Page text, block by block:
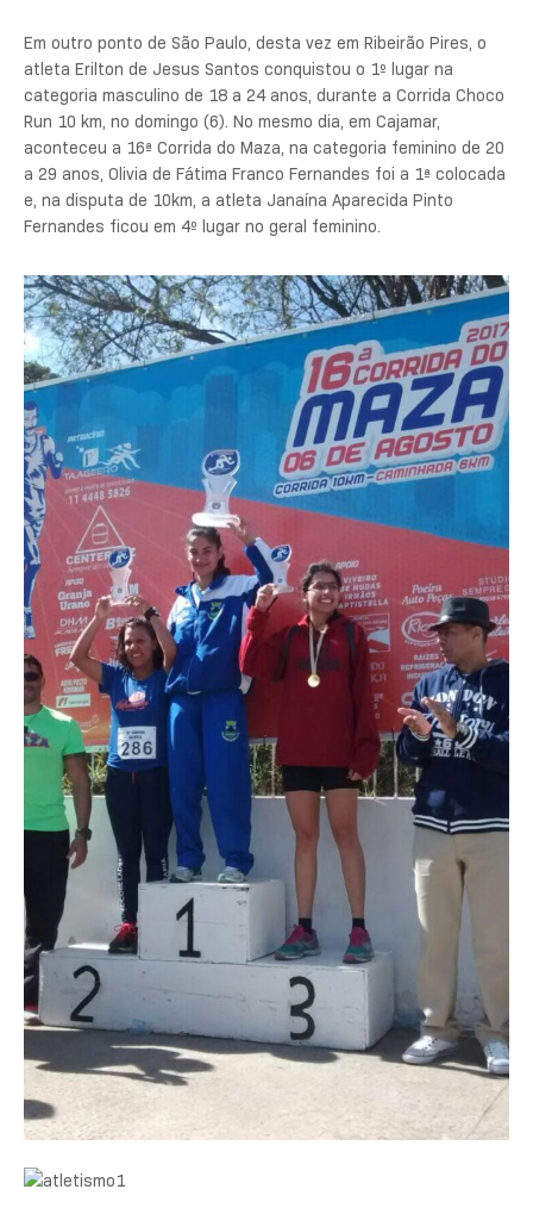
Em outro ponto de São Paulo, desta vez em Ribeirão Pires, o
atleta Erilton de Jesus Santos conquistou o 1º lugar na
categoria masculino de 18 a 24 anos, durante a Corrida Choco
Run 10 km, no domingo (6). No mesmo dia, em Cajamar,
aconteceu a 16ª Corrida do Maza, na categoria feminino de 20
a 29 anos, Olivia de Fátima Franco Fernandes foi a 1ª colocada
e, na disputa de 10km, a atleta Janaína Aparecida Pinto
Fernandes ficou em 4º lugar no geral feminino.